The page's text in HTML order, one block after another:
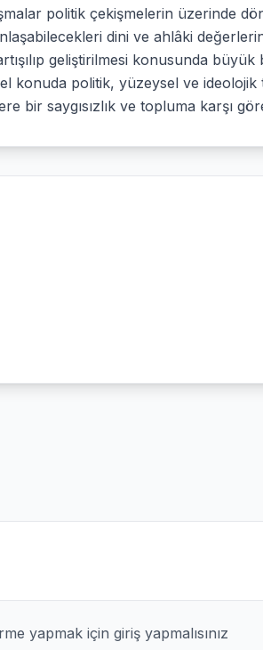
politik çekişmelerin üzerinde
dini ve ahlâki
geliştirilmesi konusunda büyük
konuda politik, yüzeysel ve ideolojik
bir saygısızlık ve topluma karşı
yapmak için giriş yapmalısınız